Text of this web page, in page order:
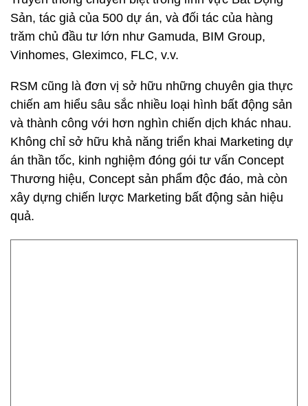
Sản, tác giả của 500 dự án, và đối tác của hàng
trăm chủ đầu tư lớn như Gamuda, BIM Group,
Vinhomes, Gleximco, FLC, v.v.
RSM cũng là đơn vị sở hữu những chuyên gia thực
chiến am hiểu sâu sắc nhiều loại hình bất động sản
và thành công với hơn nghìn chiến dịch khác nhau.
Không chỉ sở hữu khả năng triển khai Marketing dự
án thần tốc, kinh nghiệm đóng gói tư vấn Concept
Thương hiệu, Concept sản phẩm độc đáo, mà còn
xây dựng chiến lược Marketing bất động sản hiệu
quả.